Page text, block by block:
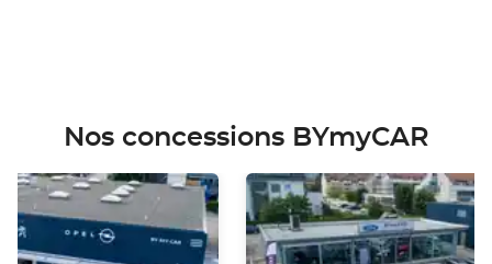
Nos concessions BYmyCAR